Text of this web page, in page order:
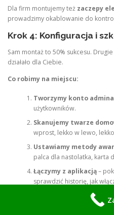
Dla firm montujemy też zaczepy
prowadzimy okablowanie do
Krok 4: Konfiguracja i
Sam montaż to 50% sukcesu.
działało dla Ciebie.
Co robimy na miejscu:
Tworzymy konto admina
użytkowników.
Skanujemy twarze
wprost, lekko w lewo,
Ustawiamy metody
palca dla nastolatka, karta
Łączymy z aplikacją–
sprawdzić historię, jak
Testy scenariuszy: Co
padnie? Otwieramy 10